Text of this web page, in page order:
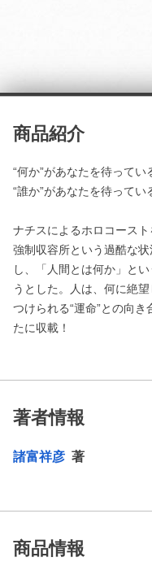
商品紹介
“何か”があなたを待ってい
“誰か”があなたを待ってい
ナチスによるホロコース
強制収容所という過酷な
し、「人間とは何か」と
うとした。人は、何に絶
つけられる“運命”との向
たに収載！
著者情報
諸富祥彦 著
商品情報